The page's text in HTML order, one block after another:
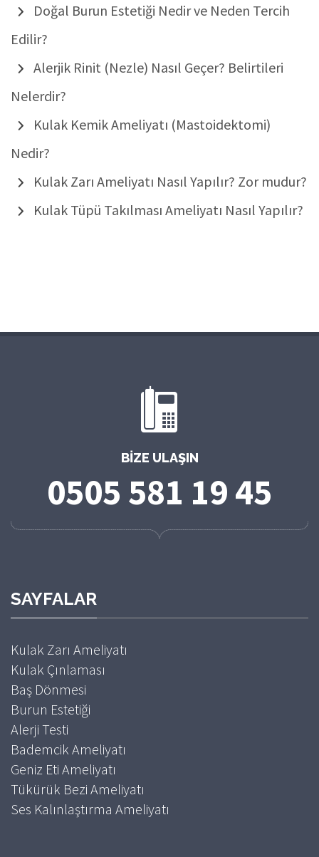
Doğal Burun Estetiği Nedir ve Neden Tercih
Edilir?
Alerjik Rinit (Nezle) Nasıl Geçer? Belirtileri
Nelerdir?
Kulak Kemik Ameliyatı (Mastoidektomi)
Nedir?
Kulak Zarı Ameliyatı Nasıl Yapılır? Zor mudur?
Kulak Tüpü Takılması Ameliyatı Nasıl Yapılır?
BIZE ULAŞIN
0505 581 19 45
SAYFALAR
Kulak Zarı Ameliyatı
Kulak Çınlaması
Baş Dönmesi
Burun Estetiği
Alerji Testi
Bademcik Ameliyatı
Geniz Eti Ameliyatı
Tükürük Bezi Ameliyatı
Ses Kalınlaştırma Ameliyatı